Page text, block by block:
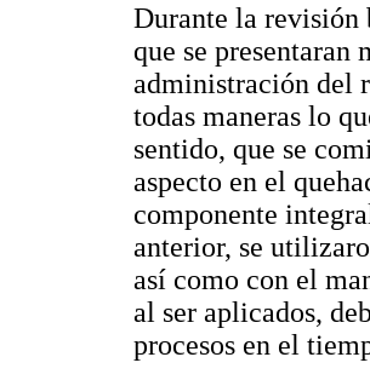
Durante la revisión
que se presentaran
administración del
todas maneras lo
sentido, que se
aspecto en el
componente
anterior, se
así como con el
al ser aplicados,
procesos en el